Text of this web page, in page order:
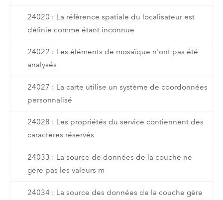
24020 : La référence spatiale du localisateur est
définie comme étant inconnue
24022 : Les éléments de mosaïque n'ont pas été
analysés
24027 : La carte utilise un système de coordonnées
personnalisé
24028 : Les propriétés du service contiennent des
caractères réservés
24033 : La source de données de la couche ne
gère pas les valeurs m
24034 : La source des données de la couche gère